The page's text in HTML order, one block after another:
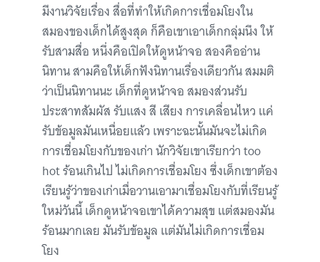
มีงานวิจัยเรื่อง สื่อที่ทำให้เกิดการเชื่อมโยงใน
สมองของเด็กได้สูงสุด ก็คือเขาเอาเด็กกลุ่มนึง ให้
รับสามสื่อ หนึ่งคือเปิดให้ดูหน้าจอ สองคืออ่าน
นิทาน สามคือให้เด็กฟังนิทานเรื่องเดียวกัน สมมติ
ว่าเป็นนิทานนะ เด็กที่ดูหน้าจอ สมองส่วนรับ
ประสาทสัมผัส รับแสง สี เสียง การเคลื่อนไหว แค่
รับข้อมูลมันเหนื่อยแล้ว เพราะฉะนั้นมันจะไม่เกิด
การเชื่อมโยงกับของเก่า นักวิจัยเขาเรียกว่า too
hot ร้อนเกินไป ไม่เกิดการเชื่อมโยง ซึ่งเด็กเขาต้อง
เรียนรู้ว่าของเก่าเมื่อวานเอามาเชื่อมโยงกับที่เรียนรู้
ใหม่วันนี้ เด็กดูหน้าจอเขาได้ความสุข แต่สมองมัน
ร้อนมากเลย มันรับข้อมูล แต่มันไม่เกิดการเชื่อม
โยง